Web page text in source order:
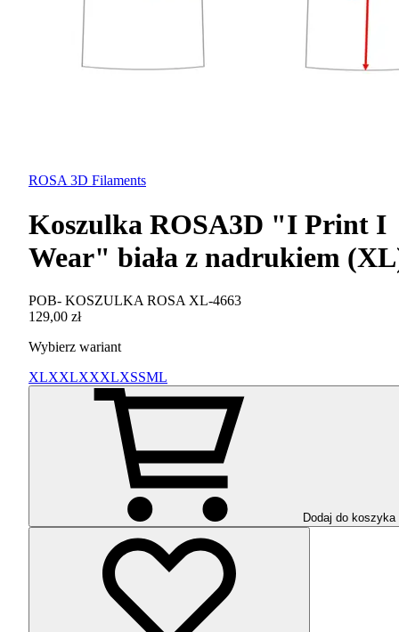
ROSA 3D Filaments
Koszulka ROSA3D "I Print I
Wear" biała z nadrukiem
POB- KOSZULKA ROSA XL-4663
129,00 zł
Wybierz wariant
XLXXLXXXLXSSML
Dodaj do koszyka